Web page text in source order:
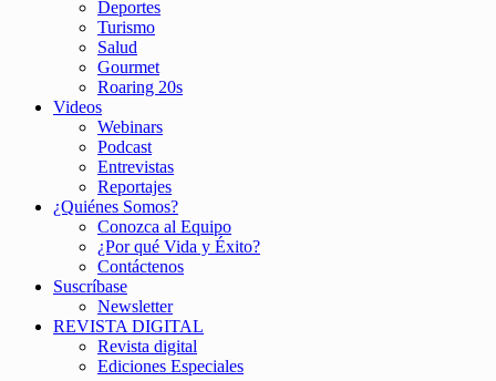
Deportes
Turismo
Salud
Gourmet
Roaring 20s
Videos
Webinars
Podcast
Entrevistas
Reportajes
¿Quiénes Somos?
Conozca al Equipo
¿Por qué Vida y Éxito?
Contáctenos
Suscríbase
Newsletter
REVISTA DIGITAL
Revista digital
Ediciones Especiales